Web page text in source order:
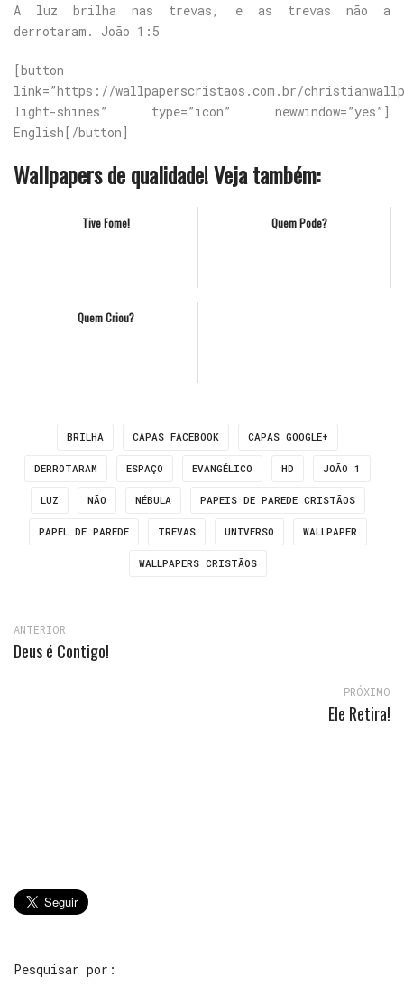
A luz brilha nas trevas, e as trevas não a
derrotaram. João 1:5
[button
link=”https://wallpaperscristaos.com.br/
light-shines” type=”icon” newwindow=”yes”]
English[/button]
Wallpapers de qualidade! Veja também:
Tive Fome! Quem Pode?
Quem Criou?
BRILHA CAPAS FACEBOOK CAPAS GOOGLE+
DERROTARAM ESPAÇO EVANGÉLICO HD JOÃO 1
LUZ NÃO NÉBULA PAPEIS DE PAREDE CRISTÃOS
PAPEL DE PAREDE TREVAS UNIVERSO WALLPAPER
WALLPAPERS CRISTÃOS
ANTERIOR
Deus é Contigo!
PRÓXIMO
Ele Retira!
Pesquisar por: